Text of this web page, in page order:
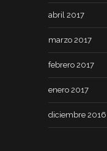
abril 2017
marzo 2017
febrero 2017
enero 2017
diciembre 2016